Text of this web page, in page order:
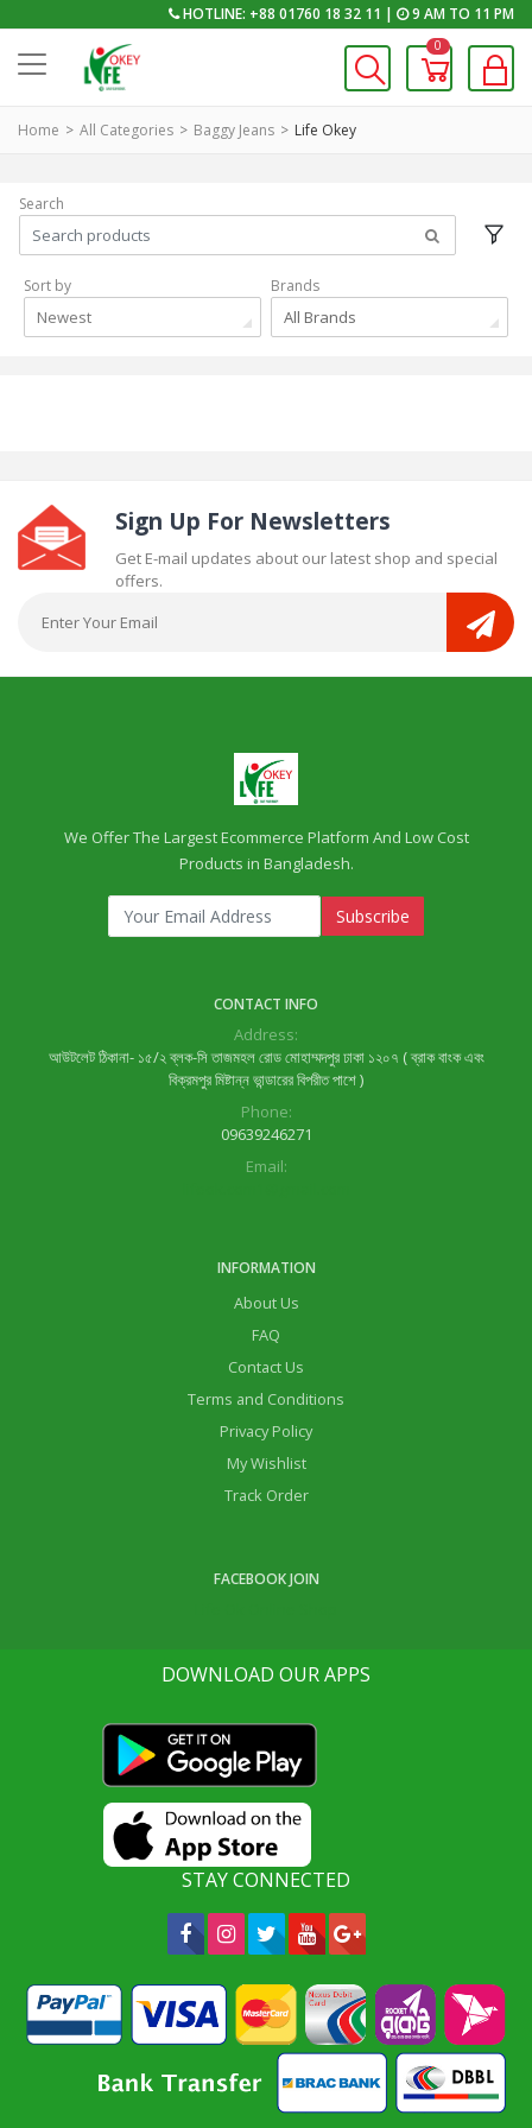
HOTLINE: +88 01760 18 32 11 | 9 AM TO 11 PM
0
Home All Categories Baggy Jeans Life Okey
Search
Sort by
Newest
Brands
All Brands
Sign Up For Newsletters
Get E-mail updates about our latest shop and special
offers.
We Offer The Largest Ecommerce Platform And Low Cost
Products in Bangladesh.
Subscribe
CONTACT INFO
Address:
আউটলেট ঠিকানা- ১৫/২ ব্লক-সি তাজমহল রোড মোহাম্মদপুর ঢাকা ১২০৭ ( ব্রাক বাংক এবং
বিক্রমপুর মিষ্টান্ন ভান্ডারের বিপরীত পাশে )
Phone:
09639246271
Email:
INFORMATION
About Us
FAQ
Contact Us
Terms and Conditions
Privacy Policy
My Wishlist
Track Order
FACEBOOK JOIN
DOWNLOAD OUR APPS
STAY CONNECTED